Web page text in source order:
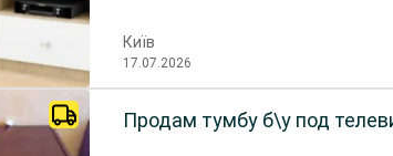
Київ
17.07.2026
Продам тумбу б\у под